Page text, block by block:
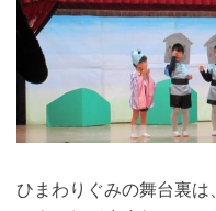
ひまわりぐみの舞台裏